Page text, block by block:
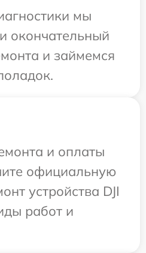
мы
окончательный
и займемся
и оплаты
официальную
устройства DJI
работ и